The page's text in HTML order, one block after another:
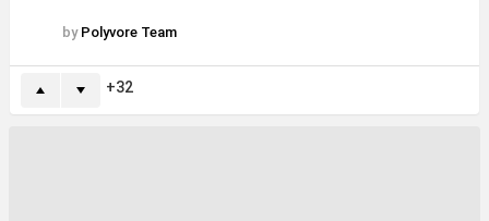
by Polyvore Team
32